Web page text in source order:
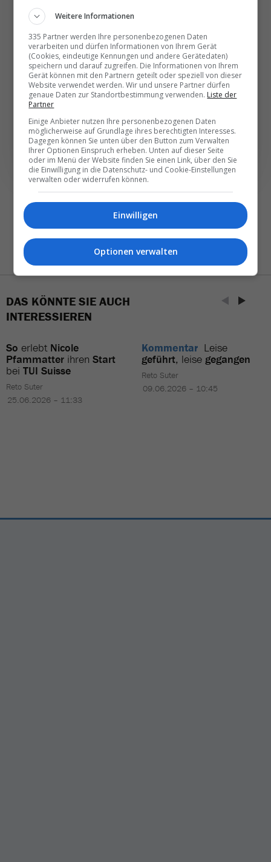
Die wichtigsten und
besten News direkt in
Ihr E‑Mail-Postfach
Täglich oder wöchentlich, mit mehr Insights oder
weniger. Bei Travel­news haben Sie die Wahl.
NEWSLETTER ENTDECKEN
DAS KÖNNTE SIE AUCH
INTERESSIEREN
So erlebt Nicole
Pfammatter ihren Start
bei TUI Suisse
Reto Suter
25.06.2026 – 11:33
Kommentar Leise
geführt, leise gegangen
Reto Suter
09.06.2026 – 10:45
Weitere Informationen
335 Partner werden Ihre personenbezogenen Daten
verarbeiten und dürfen Informationen von Ihrem Gerät
(Cookies, eindeutige Kennungen und andere Gerätedaten)
speichern und darauf zugreifen. Die Informationen von Ihrem
Gerät können mit den Partnern geteilt oder speziell von dieser
Website verwendet werden. Wir und unsere Partner dürfen
genaue Daten zur Standortbestimmung verwenden. Liste der
Partner
Einige Anbieter nutzen Ihre personenbezogenen Daten
möglicherweise auf Grundlage ihres berechtigten Interesses.
Dagegen können Sie unten über den Button zum Verwalten
Ihrer Optionen Einspruch erheben. Unten auf dieser Seite
oder im Menü der Website finden Sie einen Link, über den Sie
die Einwilligung in die Datenschutz- und Cookie-Einstellungen
verwalten oder widerrufen können.
Einwilligen
Optionen verwalten